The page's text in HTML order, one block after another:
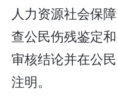
人力资源社会保
查公民伤残鉴定
审核结论并在公
注明。